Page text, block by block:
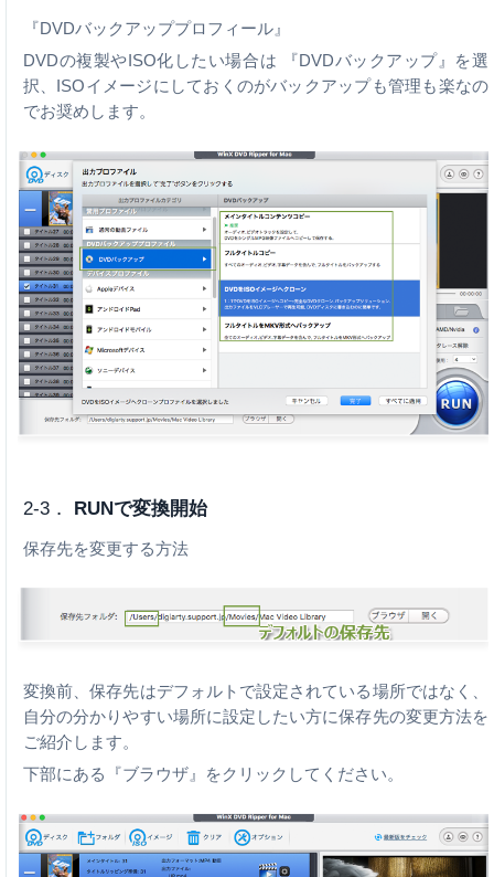
『DVDバックアッププロフィール』
DVDの複製やISO化したい場合は 『DVDバックアップ』を選
択、ISOイメージにしておくのがバックアップも管理も楽なの
でお奨めします。
2-3． RUNで変換開始
保存先を変更する方法
変換前、保存先はデフォルトで設定されている場所ではなく、
自分の分かりやすい場所に設定したい方に保存先の変更方法を
ご紹介します。
下部にある『ブラウザ』をクリックしてください。